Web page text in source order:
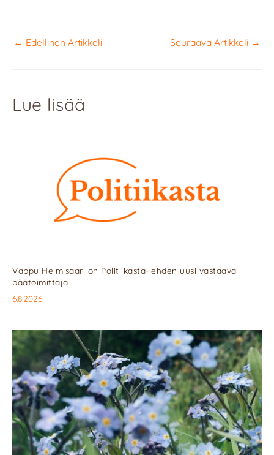
← Edellinen Artikkeli Seuraava Artikkeli →
Lue lisää
Vappu Helmisaari on Politiikasta-lehden uusi vastaava
päätoimittaja
6.8.2026